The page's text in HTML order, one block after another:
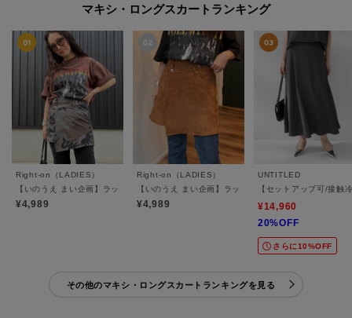
マキシ・ロングスカートランキング
Right-on（LADIES）
【いのうえ まい企画】ラップスカート
¥4,989
Right-on（LADIES）
【いのうえ まい企画】ラップスカート(フェイクレザー/
¥4,989
UNTITLED
【セットアップ可/接触
¥14,960
20%OFF
さらに10%OFF
その他のマキシ・ロングスカートランキングを見る